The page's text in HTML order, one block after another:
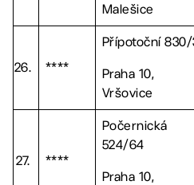
Malešice
26. ****
Přípotoční 830/
Praha 10,
Vršovice
27. ****
Počernická
524/64
Praha 10,